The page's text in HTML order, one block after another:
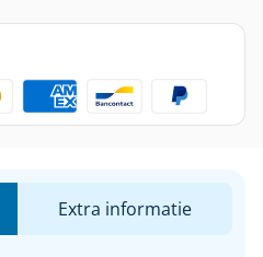
Extra informatie